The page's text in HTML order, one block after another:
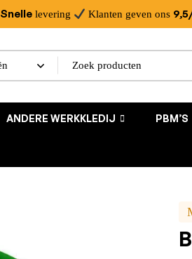
Snelle levering Klanten geven ons
ANDERE WERKKLEDIJ PBM’S